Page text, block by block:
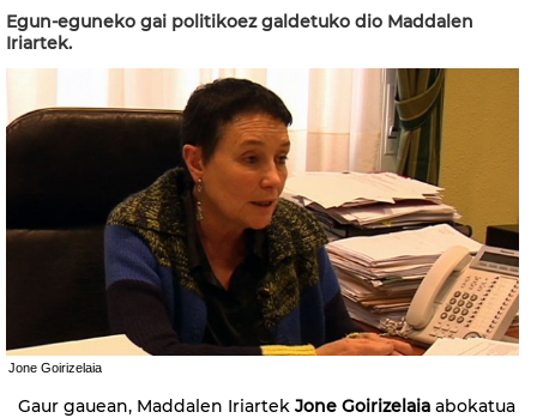
Egun-eguneko gai politikoez galdetuko dio Maddalen
Iriartek.
Jone Goirizelaia
Gaur gauean, Maddalen Iriartek Jone Goirizelaia abokatua